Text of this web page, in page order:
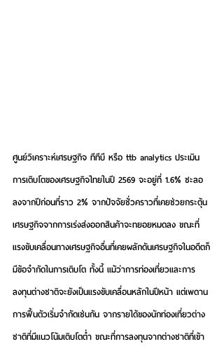
ศูนย์วิเคราะห์เศรษฐกิจ ทีทีบี หรือ ttb analytics ประเมิน
การเติบโตของเศรษฐกิจไทยในปี 2569 จะอยู่ที่ 1.6% ชะลอ
ลงจากปีก่อนที่ราว 2% จากปัจจัยชั่วคราวที่เคยช่วยกระตุ้น
เศรษฐกิจจากการเร่งส่งออกสินค้าจะทยอยหมดลง ขณะที่
แรงขับเคลื่อนทางเศรษฐกิจอื่นที่เคยผลักดันเศรษฐกิจในอดีตก็
มีข้อจำกัดในการเติบโต ทั้งนี้ แม้ว่าการท่องเที่ยวและการ
ลงทุนต่างชาติจะยังเป็นแรงขับเคลื่อนหลักในปีหน้า แต่เพดาน
การฟื้นตัวเริ่มจำกัดเช่นกัน จากรายได้ของนักท่องเที่ยวต่าง
ชาติที่มีแนวโน้มเติบโตต่ำ ขณะที่การลงทุนจากต่างชาติที่เข้า